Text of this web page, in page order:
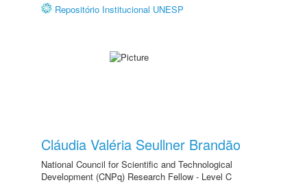
Repositório Institucional UNESP
Cláudia Valéria Seullner Brandão
National Council for Scientific and Technological
Development (CNPq) Research Fellow - Level C